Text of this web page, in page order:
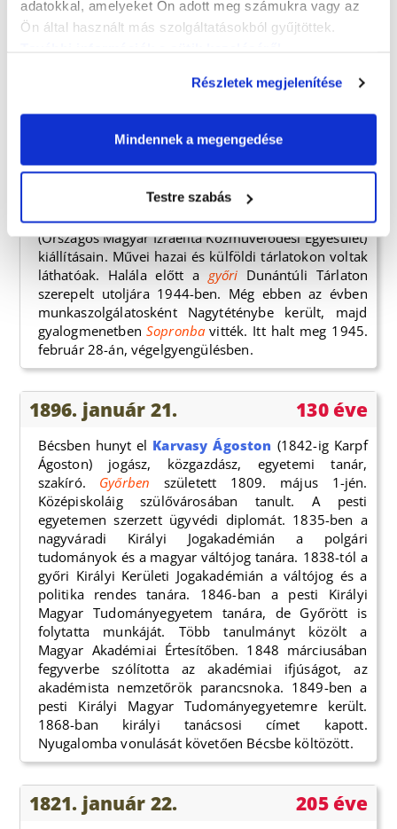
adatokkal, amelyeket Ön adott meg számukra vagy az
Ön által használt más szolgáltatásokból gyűjtöttek.
Részletek megjelenítése
Mindennek a megengedése
Testre szabás
tevékenysége miatt eltanácsolták. A nyergesújfalui
művésztelepet a Tanácsköztársaság bukása után
Belgiumba, Párizsba ment, végül Berlinbe költözött.
társadalmi és anyagi gondokkal küszködő emberek
iránt. Hitler hatalomra jutása után hazatért és Pápán
rendszeresen jelentkezett műveivel az OMIKE
(Országos Magyar Izraelita Közművelődési Egyesület)
kiállításain. Művei hazai és külföldi tárlatokon voltak
láthatóak. Halála előtt a győri
szerepelt utoljára 1944-ben. Még ebben az évben
munkaszolgálatosként Nagytéténybe került, majd
gyalogmenetben Sopronba vitték. Itt halt meg 1945.
február 28-án, végelgyengülésben.
1896. január 21. 130 éve
Bécsben hunyt el Karvasy Ágoston (1842-ig Karpf
Ágoston) jogász, közgazdász, egyetemi tanár,
szakíró. Győrben született 1809. május 1-jén.
Középiskoláig szülővárosában tanult. A pesti
egyetemen szerzett ügyvédi diplomát. 1835-ben a
nagyváradi Királyi Jogakadémián a polgári
tudományok és a magyar váltójog tanára. 1838-tól a
győri Királyi Kerületi Jogakadémián a váltójog és a
politika rendes tanára. 1846-ban a pesti Királyi
Magyar Tudományegyetem tanára, de Győrött is
folytatta munkáját. Több tanulmányt közölt a
Magyar Akadémiai Értesítőben. 1848 márciusában
fegyverbe szólította az akadémiai ifjúságot, az
akadémista nemzetőrök parancsnoka. 1849-ben a
pesti Királyi Magyar Tudományegyetemre került.
1868-ban királyi tanácsosi címet kapott.
Nyugalomba vonulását követően Bécsbe költözött.
1821. január 22. 205 éve